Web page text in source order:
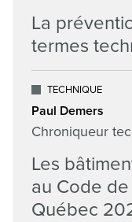
La
termes
TECHNIQUE
Paul Demers
Chroniqueur
Les
au Code
Québec